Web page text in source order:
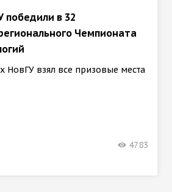
победили в 32
Чемпионата
НовГУ взял все призовые места
4783